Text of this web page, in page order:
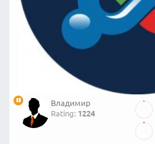
Владимир
Rating: 1224